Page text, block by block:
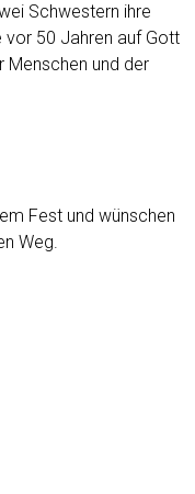
Schwestern ihre
vor 50 Jahren auf Gott
Menschen und der
Fest und wünschen
Weg.